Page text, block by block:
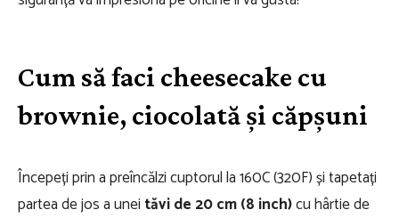
Cum să faci cheesecake cu
brownie, ciocolată și căpșuni
Începeți prin a preîncălzi cuptorul la 160C (320F) și tapetați
partea de jos a unei tăvi de 20 cm (8 inch)cu hârtie de